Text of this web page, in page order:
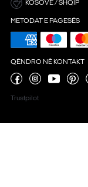
KOSOVË / SHQIP
METODAT E PAGESËS
QËNDRO NË KONTAKT
Trustpilot